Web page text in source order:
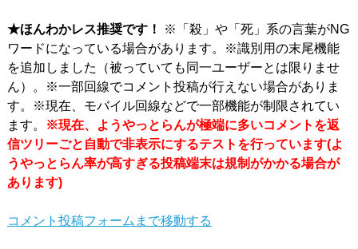
★ほんわかレス推奨です！
※「殺」や「死」系の言葉がNG
ワードになっている場合があります。※識別用の末尾機能
を追加しました（被っていても同一ユーザーとは限りませ
ん）。※一部回線でコメント投稿が行えない場合がありま
す。※現在、モバイル回線などで一部機能が制限されてい
ます。
※現在、ようやっとらんが極端に多いコメントを返
信ツリーごと自動で非表示にするテストを行っています(よ
うやっとらん率が高すぎる投稿端末は規制がかかる場合が
あります)
コメント投稿フォームまで移動する